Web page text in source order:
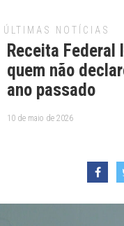
ÚLTIMAS NOTÍCIAS
Receita Federal
quem não
ano passado
10 de maio de 2026